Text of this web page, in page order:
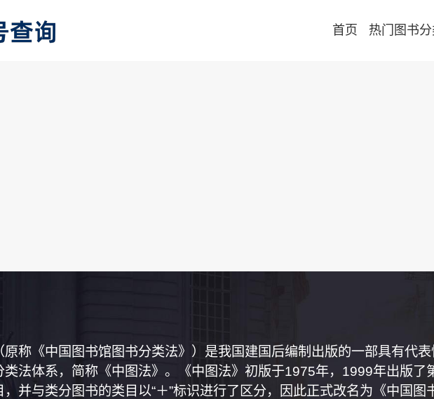
首页 热门图书分
原称《中国图书馆图书分类法》）是我国建国后编制出版的一部具有代
类法体系，简称《中图法》。《中图法》初版于1975年，1999年出版了
并与类分图书的类目以“＋”标识进行了区分，因此正式改名为《中国图